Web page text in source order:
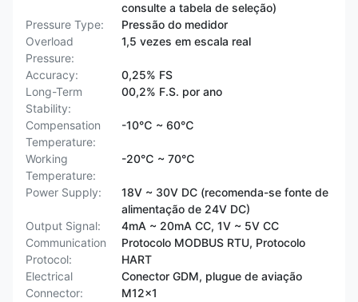
consulte a tabela de seleção)
Pressure Type:
Pressão do medidor
Overload
Pressure:
1,5 vezes em escala real
Accuracy:
0,25% FS
Long-Term
Stability:
00,2% F.S. por ano
Compensation
Temperature:
-10℃ ~ 60℃
Working
Temperature:
-20℃ ~ 70℃
Power Supply:
18V ~ 30V DC (recomenda-se fonte de
alimentação de 24V DC)
Output Signal:
4mA ~ 20mA CC, 1V ~ 5V CC
Communication
Protocol:
Protocolo MODBUS RTU, Protocolo
HART
Electrical
Connector:
Conector GDM, plugue de aviação
M12x1